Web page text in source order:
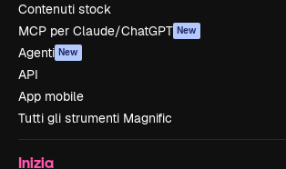
Contenuti stock
MCP per Claude/ChatGPT New
Agenti New
API
App mobile
Tutti gli strumenti Magnific
Inizia